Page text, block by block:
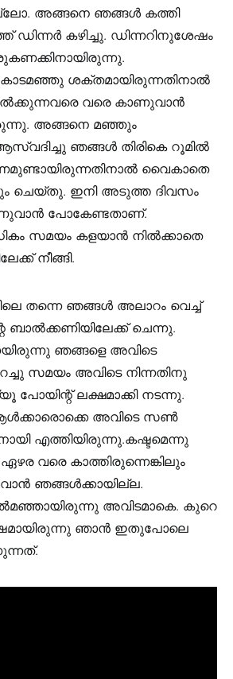
അങ്ങനെ ഞങ്ങൾ കത്തി
കഴിച്ചു. ഡിന്നറിനുശേഷം
ശക്തമായിരുന്നതിനാൽ
വരെ കാണുവാൻ
അങ്ങനെ മഞ്ഞും
ഞങ്ങൾ തിരികെ റൂമിൽ
വൈകാതെ
ചെയ്തു. ഇനി അടുത്ത ദിവസം
പോകേണ്ടതാണ്.
സമയം കളയാൻ നിൽക്കാതെ
നീങ്ങി.
തന്നെ ഞങ്ങൾ അലാറം വെച്ച്
ബാൽക്കണിയിലേക്ക് ചെന്നു.
ഞങ്ങളെ അവിടെ
സമയം അവിടെ നിന്നതിനു
ലക്ഷമാക്കി നടന്നു.
അവിടെ സൺ
എത്തിയിരുന്നു.കഷ്ടമെന്നു
ഏഴര വരെ കാത്തിരുന്നെങ്കിലും
ഞങ്ങൾക്കായില്ല.
അവിടമാകെ. കുറെ
ഞാൻ ഇതുപോലെ